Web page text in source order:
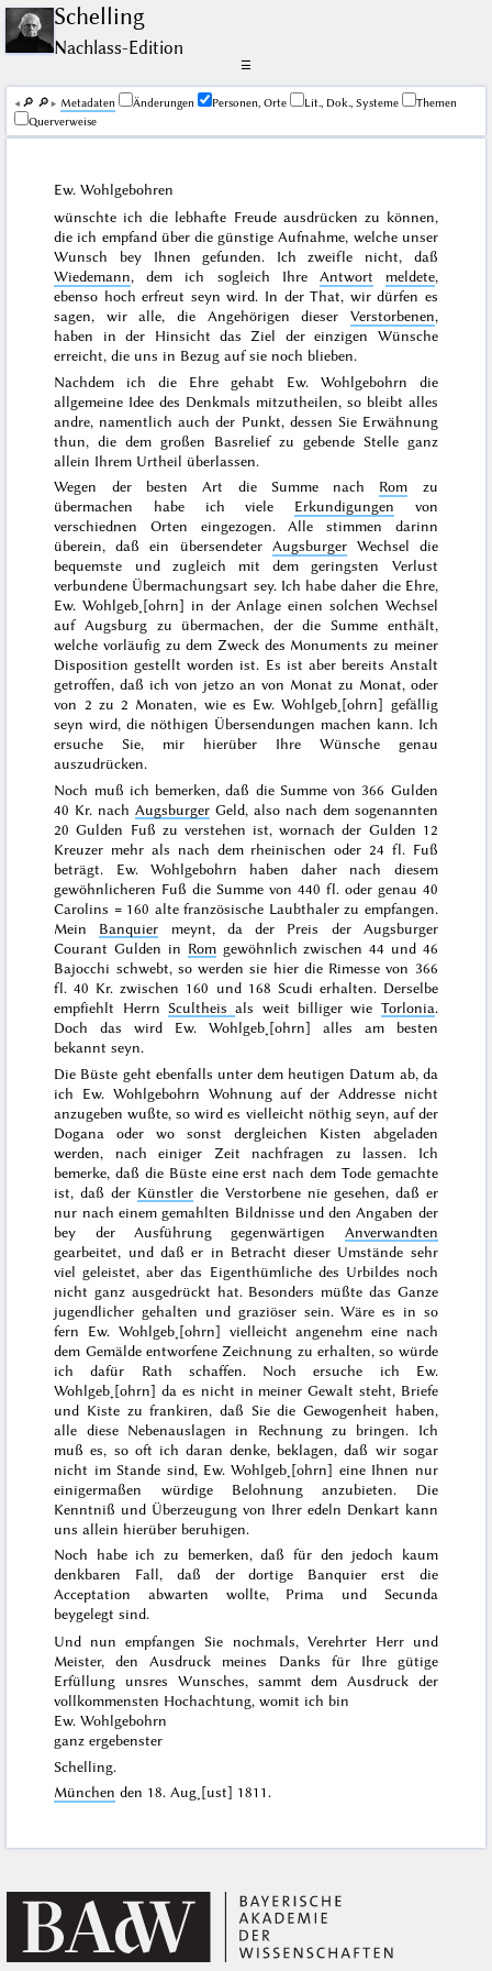
Schelling
Nachlass-Edition
☰
🔎︎ 🔎︎ Me­ta­da­ten Änderungen Personen, Orte Lit., Dok., Systeme
Themen
Querverweise
Ew. Wohlgebohren
wünschte ich die lebhafte Freude ausdrücken zu können,
die ich empfand über die günstige Aufnahme, welche unser
Wunsch bey Ihnen gefunden. Ich zweifle nicht, daß
Wiedemann, dem ich sogleich Ihre Antwort meldete,
ebenso hoch erfreut seyn wird. In der That, wir dürfen es
sagen, wir alle, die Angehörigen dieser Verstorbenen,
haben inder Hinsicht das Ziel der einzigen Wünsche
erreicht, die uns in Bezug auf sie noch blieben.
Nachdem ich die Ehre gehabt Ew. Wohlgebohrn die
allgemeine Idee des Denkmals mitzutheilen, so bleibt alles
andre, namentlich auch der Punkt, dessen Sie Erwähnung
thun, die dem großen Basrelief zu gebende Stelle ganz
allein Ihrem Urtheil überlassen.
Wegen der besten Art die Summe nach Rom zu
übermachen habe ich viele Erkundigungen von
verschiednen Orten eingezogen. Alle stimmen darinn
überein, daß ein übersendeter AugsburgerWechsel die
bequemste und zugleich mit dem geringsten Verlust
verbundene Übermachungsart sey. Ich habe daher die Ehre,
Ew. Wohlgeb˖[ohrn] in der Anlage einen solchen Wechsel
auf Augsburg zu übermachen, der die Summe enthält,
welche vorläufig zu dem Zweck des Monuments zu meiner
Disposition gestellt worden ist. Es ist aber bereits Anstalt
getroffen, daß ich von jetzo an von Monat zu Monat, oder
von 2 zu 2 Monaten, wie es Ew. Wohlgeb˖[ohrn] gefällig
seyn wird, die nöthigen Übersendungen machen kann. Ich
ersuche Sie, mir hierüber Ihre Wünsche genau
auszudrücken.
Noch muß ich bemerken, daß die Summe von 366 Gulden
40 Kr. nachAugsburger Geld, also nach dem sogenannten
20 Gulden Fuß zu verstehen ist, wornach der Gulden 12
Kreuzer mehr als nach dem rheinischen oder 24 fl. Fuß
beträgt. Ew. Wohlgebohrn haben daher nach diesem
gewöhnlicheren Fuß die Summe von 440 fl. oder genau 40
Carolins = 160 altefranzösische Laubthaler zu empfangen.
Mein Banquier meynt, da der Preis der Augsburger
Courant Gulden in Romgewöhnlich zwischen 44 und 46
Bajocchi schwebt, so werden sie hier die Rimesse von 366
fl. 40 Kr. zwischen 160 und 168 Scudi erhalten. Derselbe
empfiehlt Herrn Scultheisals weit billiger wie Torlonia.
Doch das wird Ew. Wohlgeb˖[ohrn] alles am besten
bekannt seyn.
Die Büste geht ebenfalls unter dem heutigen Datum ab, da
ich Ew. Wohlgebohrn Wohnung auf der Addresse nicht
anzugeben wußte, so wird es vielleicht nöthig seyn, auf der
Dogana oder wo sonst dergleichen Kisten abgeladen
werden, nach einiger Zeit nachfragen zu lassen. Ich
bemerke, daß die Büste eine erst nach dem Tode gemachte
ist, daß der Künstler die Verstorbene nie gesehen, daß er
nur nach einem gemahlten Bildnisse und den Angaben der
bey der Ausführung gegenwärtigen Anverwandten
gearbeitet, und daß er in Betracht dieser Umstände sehr
viel geleistet, aber das Eigenthümliche des Urbildes noch
nicht ganz ausgedrückt hat. Besonders müßte das Ganze
jugendlicher gehalten und graziöser sein. Wäre es in so
fern Ew. Wohlgeb˖[ohrn] vielleicht angenehm eine nach
dem Gemälde entworfene Zeichnung zu erhalten, so würde
ich dafür Rath schaffen. Noch ersuche ich Ew.
Wohlgeb˖[ohrn] da es nicht in meiner Gewalt steht, Briefe
und Kiste zu frankiren, daß Sie die Gewogenheit haben,
alle diese Nebenauslagen in Rechnung zu bringen. Ich
muß es, so oft ich daran denke, beklagen, daß wir sogar
nicht im Stande sind, Ew. Wohlgeb˖[ohrn] eine Ihnen nur
einigermaßen würdige Belohnung anzubieten. Die
Kenntniß und Überzeugung von Ihrer edeln Denkart kann
uns allein hierüber beruhigen.
Noch habe ich zu bemerken, daß für den jedoch kaum
denkbaren Fall, daß der dortige Banquier erst die
Acceptation abwarten wollte, Prima und Secunda
beygelegt sind.
Und nun empfangen Sie nochmals, Verehrter Herr und
Meister, den Ausdruck meines Danks für Ihre gütige
Erfüllung unsres Wunsches, sammt dem Ausdruck der
vollkommensten Hochachtung, womit ich bin
Ew. Wohlgebohrn
ganz ergebenster
Schelling.
München den 18. Aug˖[ust] 1811.